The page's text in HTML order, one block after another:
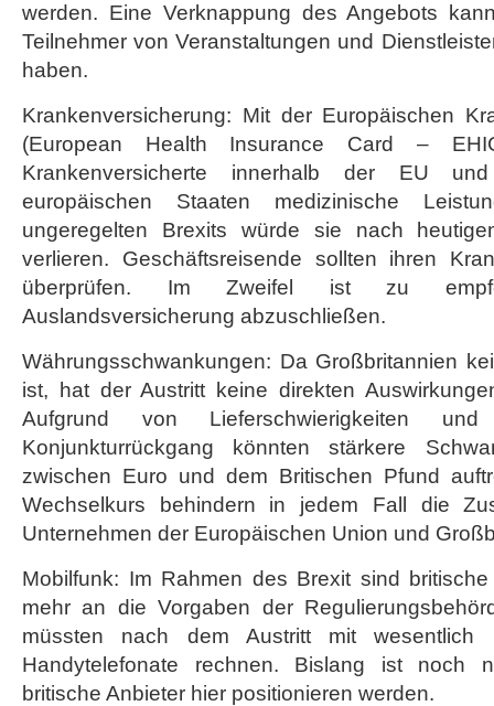
werden. Eine Verknappung des Angebots
Teilnehmer von Veranstaltungen und
haben.
Krankenversicherung: Mit der Europäischen
(European Health Insurance Card –
Krankenversicherte innerhalb der EU
europäischen Staaten medizinische
ungeregelten Brexits würde sie nach
verlieren. Geschäftsreisende sollten ihren
überprüfen. Im Zweifel ist zu
Auslandsversicherung abzuschließen.
Währungsschwankungen: Da Großbritannien
ist, hat der Austritt keine direkten
Aufgrund von Lieferschwierigkeiten
Konjunkturrückgang könnten stärkere
zwischen Euro und dem Britischen Pfund
Wechselkurs behindern in jedem Fall die
Unternehmen der Europäischen Union und
Mobilfunk: Im Rahmen des Brexit sind
mehr an die Vorgaben der
müssten nach dem Austritt mit wesentlich
Handytelefonate rechnen. Bislang ist noch
britische Anbieter hier positionieren werden.